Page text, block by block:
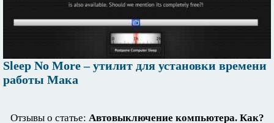
Sleep No More – утилит для установки времени
работы Maка
Отзывы о статье: Автовыключение компьютера. Как?